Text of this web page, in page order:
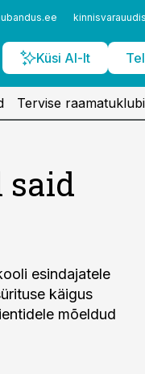
Küsi AI-lt
Tervise raamatuklubi
said
esindajatele
käigus
mõeldud